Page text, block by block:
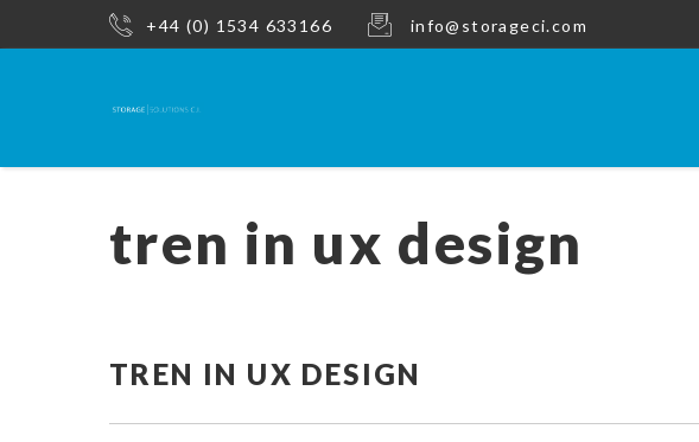
+44 (0) 1534 633166 info@storageci.com
tren in ux design
TREN IN UX DESIGN